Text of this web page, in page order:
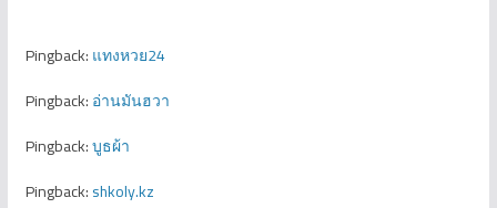
Pingback:แทงหวย24
Pingback:อ่านมันฮวา
Pingback:บูธผ้า
Pingback:shkoly.kz